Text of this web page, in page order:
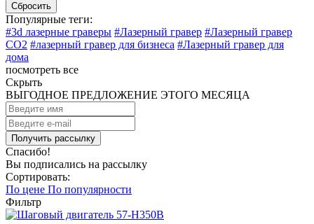
Сбросить
Популярные теги:
#3d лазерные граверы #Лазерный гравер #Лазерный гравер
CO2 #лазерный гравер для бизнеса #Лазерный гравер для
дома
посмотреть все
Скрыть
ВЫГОДНОЕ ПРЕДЛОЖЕНИЕ ЭТОГО МЕСЯЦА
Спасибо!
Вы подписались на рассылку
Сортировать:
По цене По популярности
Фильтр